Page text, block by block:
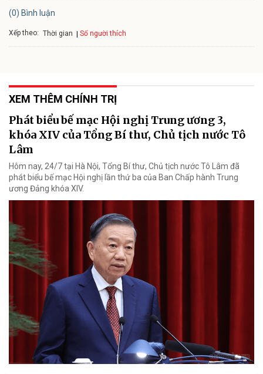
(0) Bình luận
Xếp theo: Thời gian Số người thích
XEM THÊM CHÍNH TRỊ
Phát biểu bế mạc Hội nghị Trung ương 3,
khóa XIV của Tổng Bí thư, Chủ tịch nước Tô
Lâm
Hôm nay, 24/7 tại Hà Nội, Tổng Bí thư, Chủ tịch nước Tô Lâm đã
phát biểu bế mạc Hội nghị lần thứ ba của Ban Chấp hành Trung
ương Đảng khóa XIV.